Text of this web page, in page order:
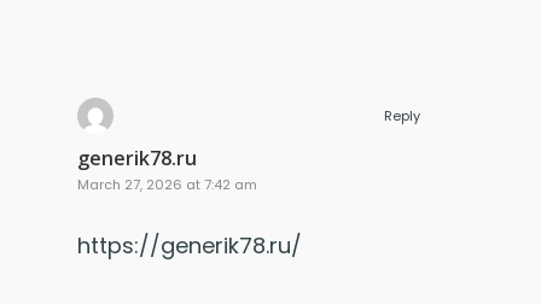
generik78.ru
March 27, 2026 at 7:42 am
https://generik78.ru/
Reply